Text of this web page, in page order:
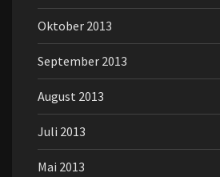
Oktober 2013
September 2013
August 2013
Juli 2013
Mai 2013